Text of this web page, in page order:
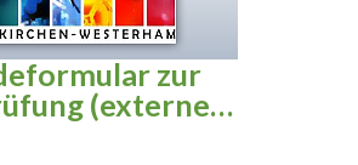
zur
(externe…